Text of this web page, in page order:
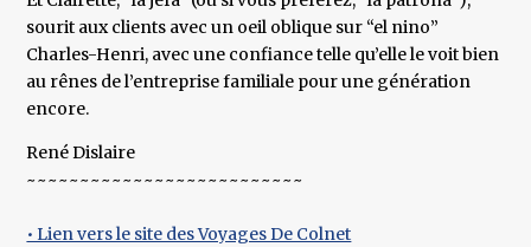
sourit aux clients avec un oeil oblique sur “el nino”
Charles-Henri, avec une confiance telle qu’elle le voit bien
au rênes de l’entreprise familiale pour une génération
encore.
René Dislaire
~~~~~~~~~~~~~~~~~~~~~~~~~~
• Lien vers le site des Voyages De Colnet